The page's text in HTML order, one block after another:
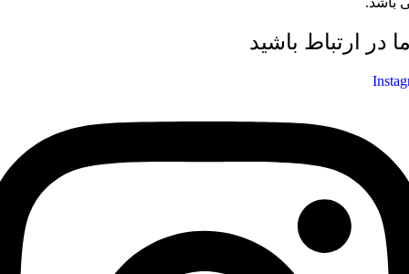
در ارتباط باشید